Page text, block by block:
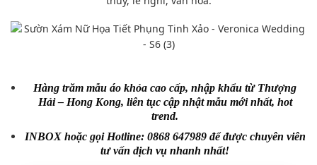
Hàng trăm mẫu áo khỏa cao cấp, nhập khẩu từ Thượng
Hải – Hong Kong, liên tục cập nhật mẫu mới nhất, hot
trend.
INBOX hoặc gọi Hotline: 0868 647989 để được chuyên viên
tư vấn dịch vụ nhanh nhất!